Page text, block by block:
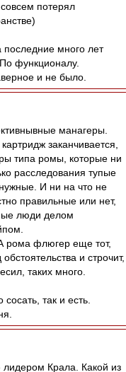
потерял
много лет
функционалу.
и не было.
манагеры.
заканчивается,
типа ромы, которые ни
расследования тупые
И ни на что не
правильные или нет,
люди делом
рома флюгер еще тот,
и строчит,
таких много.
так и есть.
лидером Крала. Какой из